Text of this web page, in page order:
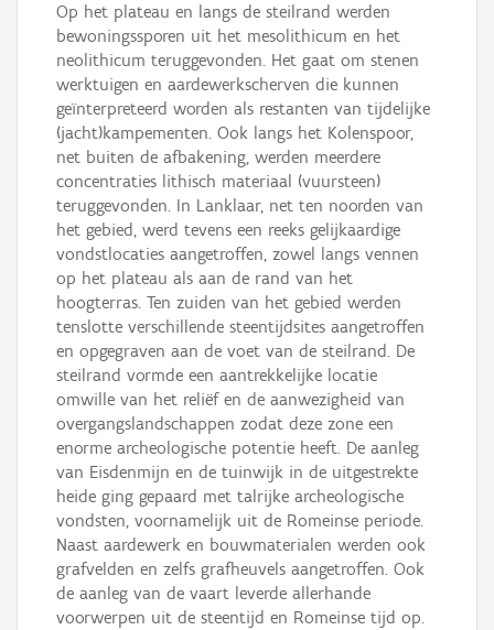
Op het plateau en langs de steilrand werden
bewoningssporen uit het mesolithicum en het
neolithicum teruggevonden. Het gaat om stenen
werktuigen en aardewerkscherven die kunnen
geïnterpreteerd worden als restanten van tijdelijke
(jacht)kampementen. Ook langs het Kolenspoor,
net buiten de afbakening, werden meerdere
concentraties lithisch materiaal (vuursteen)
teruggevonden. In Lanklaar, net ten noorden van
het gebied, werd tevens een reeks gelijkaardige
vondstlocaties aangetroffen, zowel langs vennen
op het plateau als aan de rand van het
hoogterras. Ten zuiden van het gebied werden
tenslotte verschillende steentijdsites aangetroffen
en opgegraven aan de voet van de steilrand. De
steilrand vormde een aantrekkelijke locatie
omwille van het reliëf en de aanwezigheid van
overgangslandschappen zodat deze zone een
enorme archeologische potentie heeft. De aanleg
van Eisdenmijn en de tuinwijk in de uitgestrekte
heide ging gepaard met talrijke archeologische
vondsten, voornamelijk uit de Romeinse periode.
Naast aardewerk en bouwmaterialen werden ook
grafvelden en zelfs grafheuvels aangetroffen. Ook
de aanleg van de vaart leverde allerhande
voorwerpen uit de steentijd en Romeinse tijd op.